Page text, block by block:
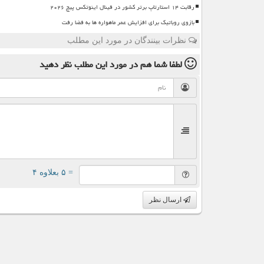
رقابت ۱۴ استارتاپ برتر کشور در فینال اینوتکس پیچ ۲۰۲۶
بازوی روباتیک برای افزایش عمر ماهواره ها به فضا رفت
نظرات بینندگان در مورد این مطلب
لطفا شما همدر مورد این مطلبنظر دهید
= ۵ بعلاوه ۴
ارسال نظر